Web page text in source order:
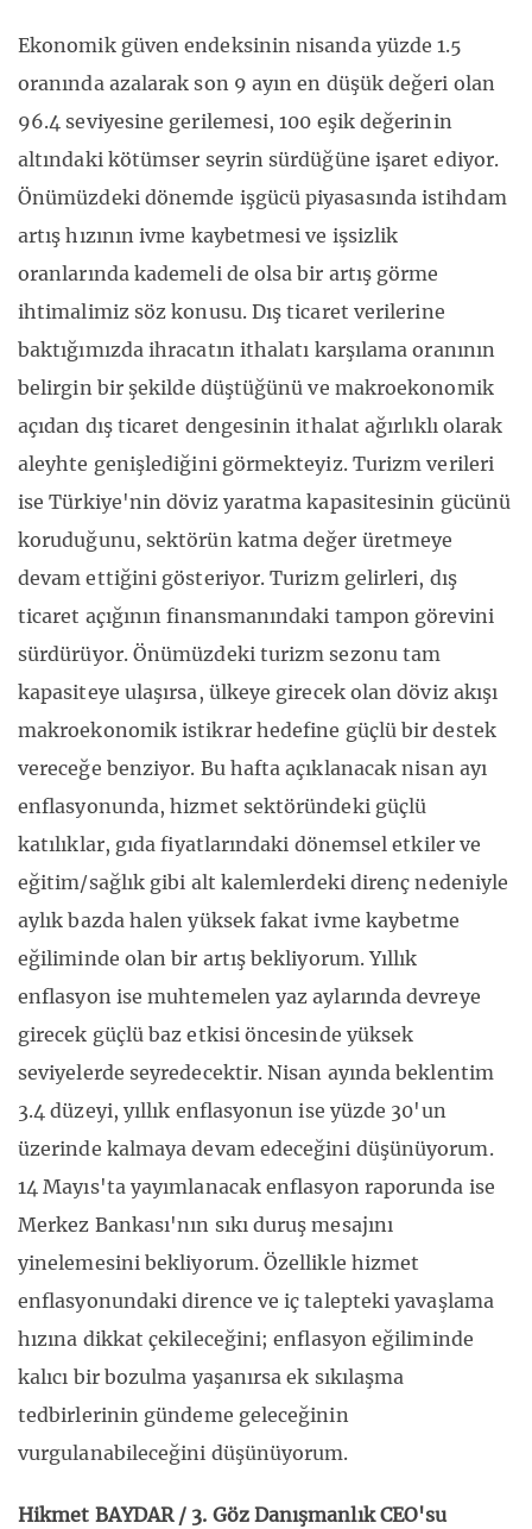
Ekonomik güven endeksinin nisanda yüzde 1.5
oranında azalarak son 9 ayın en düşük değeri olan
96.4 seviyesine gerilemesi, 100 eşik değerinin
altındaki kötümser seyrin sürdüğüne işaret ediyor.
Önümüzdeki dönemde işgücü piyasasında istihdam
artış hızının ivme kaybetmesi ve işsizlik
oranlarında kademeli de olsa bir artış görme
ihtimalimiz söz konusu. Dış ticaret verilerine
baktığımızda ihracatın ithalatı karşılama oranının
belirgin bir şekilde düştüğünü ve makroekonomik
açıdan dış ticaret dengesinin ithalat ağırlıklı olarak
aleyhte genişlediğini görmekteyiz. Turizm verileri
ise Türkiye'nin döviz yaratma kapasitesinin gücünü
koruduğunu, sektörün katma değer üretmeye
devam ettiğini gösteriyor. Turizm gelirleri, dış
ticaret açığının finansmanındaki tampon görevini
sürdürüyor. Önümüzdeki turizm sezonu tam
kapasiteye ulaşırsa, ülkeye girecek olan döviz akışı
makroekonomik istikrar hedefine güçlü bir destek
vereceğe benziyor. Bu hafta açıklanacak nisan ayı
enflasyonunda, hizmet sektöründeki güçlü
katılıklar, gıda fiyatlarındaki dönemsel etkiler ve
eğitim/sağlık gibi alt kalemlerdeki direnç nedeniyle
aylık bazda halen yüksek fakat ivme kaybetme
eğiliminde olan bir artış bekliyorum. Yıllık
enflasyon ise muhtemelen yaz aylarında devreye
girecek güçlü baz etkisi öncesinde yüksek
seviyelerde seyredecektir. Nisan ayında beklentim
3.4 düzeyi, yıllık enflasyonun ise yüzde 30'un
üzerinde kalmaya devam edeceğini düşünüyorum.
14 Mayıs'ta yayımlanacak enflasyon raporunda ise
Merkez Bankası'nın sıkı duruş mesajını
yinelemesini bekliyorum. Özellikle hizmet
enflasyonundaki dirence ve iç talepteki yavaşlama
hızına dikkat çekileceğini; enflasyon eğiliminde
kalıcı bir bozulma yaşanırsa ek sıkılaşma
tedbirlerinin gündeme geleceğinin
vurgulanabileceğini düşünüyorum.
Hikmet BAYDAR / 3. Göz Danışmanlık CEO'su